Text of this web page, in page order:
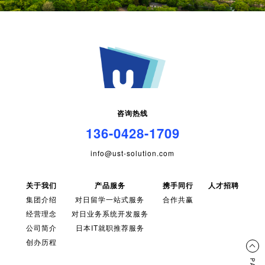
咨询热线
136-0428-1709
info@ust-solution.com
关于我们
集团介绍
经营理念
公司简介
创办历程
产品服务
对日留学一站式服务
对日业务系统开发服务
日本IT就职推荐服务
携手同行
合作共赢
人才招聘